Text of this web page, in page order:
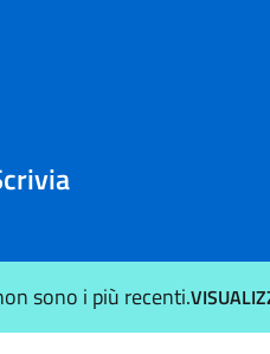
sono i più recenti.